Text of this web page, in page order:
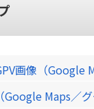
画像（Google
Maps／